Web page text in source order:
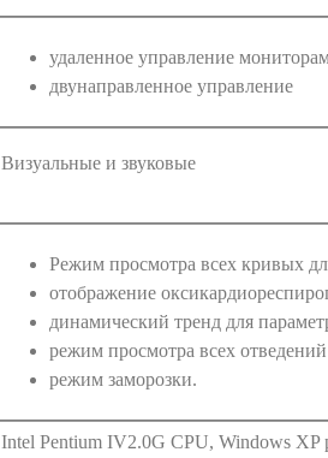
удаленное управление
двунаправленное управление
Визуальные и звуковые
Режим просмотра всех кривых
отображение
динамический тренд для
режим просмотра всех
режим заморозки.
Intel Pentium IV2.0G CPU, Windows XP